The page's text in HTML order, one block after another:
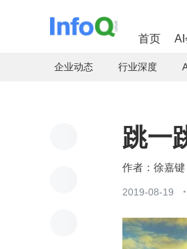
首页 AI
企业动态 行业深度
跳一
徐嘉键
2019-08-19